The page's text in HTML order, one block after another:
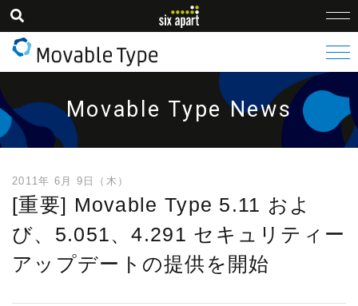
Movable Type News
2011年 6月 9日（木）
[重要] Movable Type 5.11 およ
び、5.051、4.291 セキュリティー
アップデートの提供を開始